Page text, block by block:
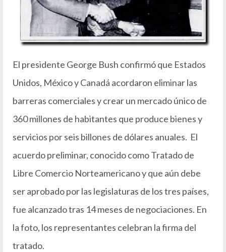
El presidente George Bush confirmó que Estados
Unidos, México y Canadá acordaron eliminar las
barreras comerciales y crear un mercado único de
360 millones de habitantes que produce bienes y
servicios por seis billones de dólares anuales. El
acuerdo preliminar, conocido como Tratado de
Libre Comercio Norteamericano y que aún debe
ser aprobado por las legislaturas de los tres países,
fue alcanzado tras 14 meses de negociaciones. En
la foto, los representantes celebran la firma del
tratado.